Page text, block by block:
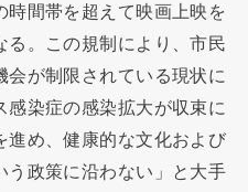
時間帯を超えて映画上映を
る。この規制により、市民
会が制限されている現状に
染症の感染拡大が収束に
進め、健康的な文化および
う政策に沿わない」と大手